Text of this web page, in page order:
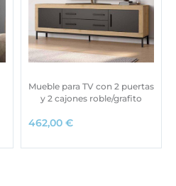
Mueble para TV con 2 puertas
y 2 cajones roble/grafito
462,00 €